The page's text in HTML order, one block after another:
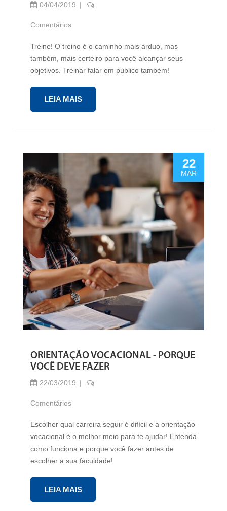
04/04/2019
Comentários
Treine! O treino é o caminho mais árduo, mas
também, mais certeiro para você alcançar seus
objetivos. Treinar falar em público também!
LEIA MAIS
22
MAR
ORIENTAÇÃO VOCACIONAL - PORQUE
VOCÊ DEVE FAZER
22/03/2019
Comentários
Escolher qual carreira seguir é difícil e a orientação
vocacional é o melhor meio para te ajudar! Entenda
como funciona e porque você fazer antes de
escolher a sua faculdade!
LEIA MAIS